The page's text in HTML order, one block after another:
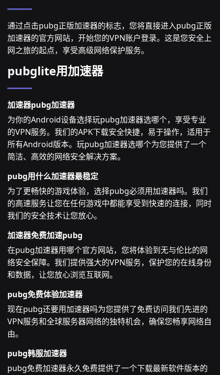
通过点击pubg正版加速器的标志，您将直接进入pubg正版
加速器的官方网站，开始您的VPN账户登录。这是您安全上
网之旅的起点，享受高级网络保护服务。
pubglite用加速器
加速器pubg加速器
为你的Android设备选择玩pubg加速器选哪个，享受专业
的VPN服务。我们的APK下载安全快捷，易于操作，适用于
所有Android版本。玩pubg加速器选哪个为您提供了一个
简洁、高效的网络安全解决方案。
pubg用什么加速器最稳定
为了更畅快的游戏体验，选择pubg必须用加速器吗。我们
的高速服务让您在任何游戏中都能享受到快速的连接，同时
我们的安全技术让您放心。
加速器免费加速pubg
在pubg加速器用哪个官方网站，您将体验到无与伦比的网
络安全保障。我们提供强大的VPN服务，保护您的在线身份
和数据，让您放心浏览互联网。
pubg免费体验加速器
现在pubg还要用加速器吗为您提供了免费访问我们先进的
VPN服务和全球服务器网络的独特机会，确保您畅享网络自
由。
pubg韩服加速器
pubg免费加速器永久免费提供了一个下载最新软件版本的